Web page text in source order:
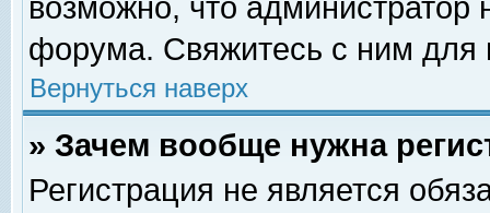
возможно, что
форума. Свяжитесь с ним для
Вернуться наверх
» Зачем вообще нужна
Регистрация не является